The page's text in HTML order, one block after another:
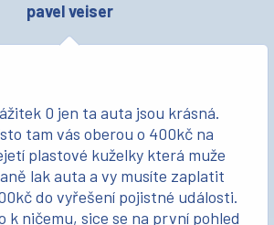
pavel veiser
0 jen ta auta jsou krásná.
tam vás oberou o 400kč na
plastové kuželky která muže
lak auta a vy musíte zaplatit
do vyřešení pojistné události.
k ničemu, sice se na první pohled